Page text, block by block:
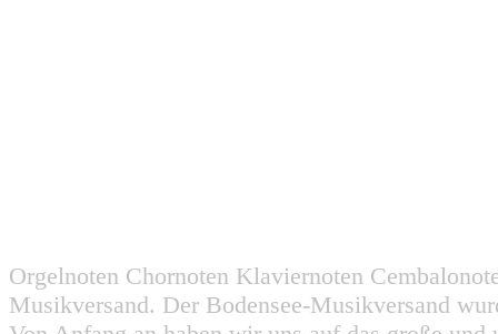
Orgelnoten Chornoten Klaviernoten
Musikversand. Der Bodensee-Musikversand